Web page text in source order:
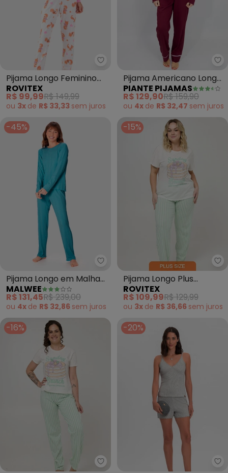
Rovitex - Pijama Longo
Pijama Longo Feminino
Mensageira da Paz
(Rosa)
ROVITEX
R$ 99,99R$ 149,99
ou 3x de R$ 33,33 sem juros
Pijama Americano Longo
Algodão Filete (Bordô)
PIANTE PIJAMAS
R$ 129,90R$ 159,90
ou 4x de R$ 32,47 sem juros
-45%
Malwee - Pijama Longo em
Pijama Longo em Malha
Canelada (Azul Pastel)
MALWEE
R$ 131,45R$ 239,00
ou 4x de R$ 32,86 sem juros
-15%
Pijama Longo Plus
Feminino Meia Malha
(Verde)
ROVITEX
R$ 109,99R$ 129,99
ou 3x de R$ 36,66 sem juros
-16%
Rovitex - Pijama Longo
-20%